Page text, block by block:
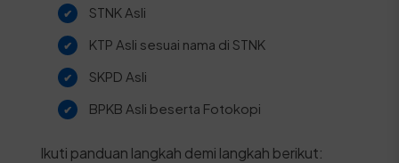
STNK Asli
KTP Asli sesuai nama di STNK
SKPD Asli
BPKB Asli beserta Fotokopi
Ikuti panduan langkah demi langkah berikut: